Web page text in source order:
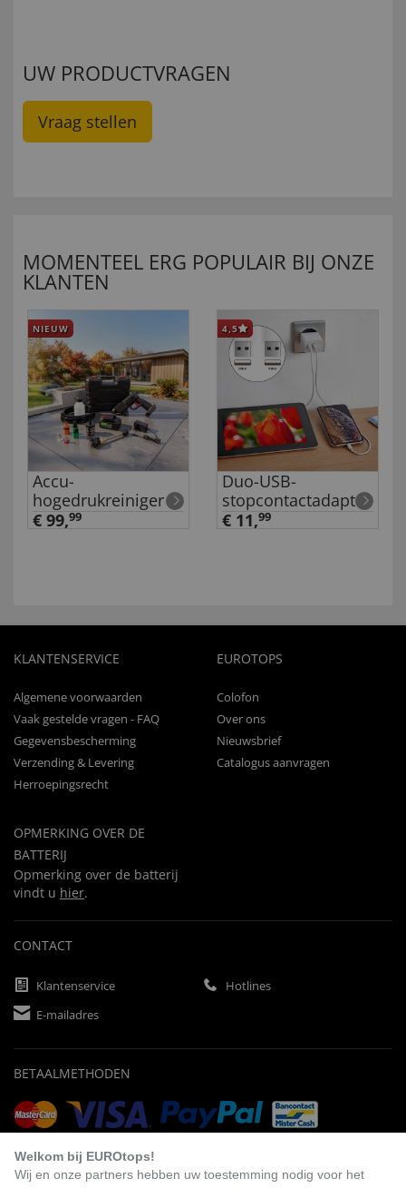
UW PRODUCTVRAGEN
Vraag stellen
MOMENTEEL ERG POPULAIR BIJ ONZE
KLANTEN
NIEUW
Accu-
hogedrukreiniger
€ 99,99
4,5
Duo-USB-
stopcontactadapter
€ 11,99
KLANTENSERVICE
Algemene voorwaarden
Vaak gestelde vragen - FAQ
Gegevensbescherming
Verzending & Levering
Herroepingsrecht
OPMERKING OVER DE
BATTERIJ
Opmerking over de batterij
vindt u hier.
EUROTOPS
Colofon
Over ons
Nieuwsbrief
Catalogus aanvragen
CONTACT
Klantenservice
Hotlines
E-mailadres
BETAALMETHODEN
Welkom bij EUROtops!
Wij en onze partners hebben uw toestemming nodig voor het